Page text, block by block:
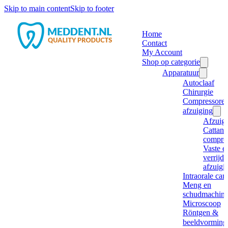
Skip to main contentSkip to footer
Home
Contact
My Account
Shop op categorie
Apparatuur
Autoclaaf
Chirurgie
afzuiging
Cattani
Vaste
Intraorale
Meng en
Microscoop
Röntgen &
beeldvorming